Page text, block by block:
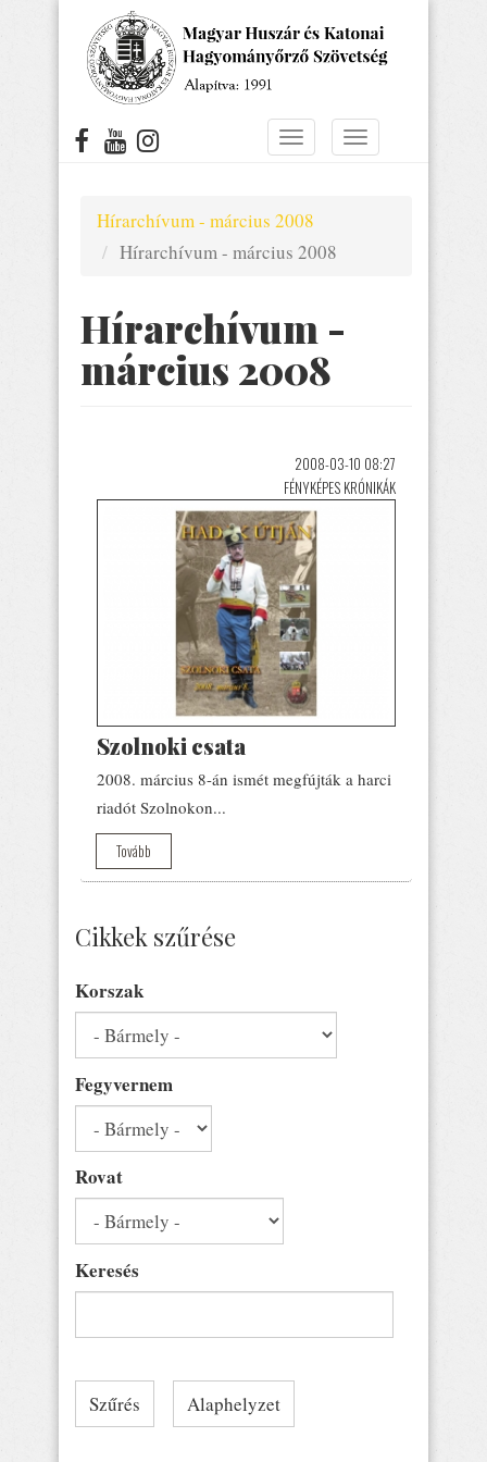
Navigáció
Navigáció
Hírarchívum - március 2008
Hírarchívum - március 2008
Hírarchívum -
március 2008
2008-03-10 08:27
FÉNYKÉPES KRÓNIKÁK
Szolnoki csata
2008. március 8-án ismét megfújták a harci
riadót Szolnokon...
Tovább
Cikkek szűrése
Korszak
Fegyvernem
Rovat
Keresés
Szűrés Alaphelyzet